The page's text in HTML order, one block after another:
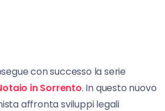
con successo la serie
in Sorrento. In questo nuovo
affronta sviluppi legali